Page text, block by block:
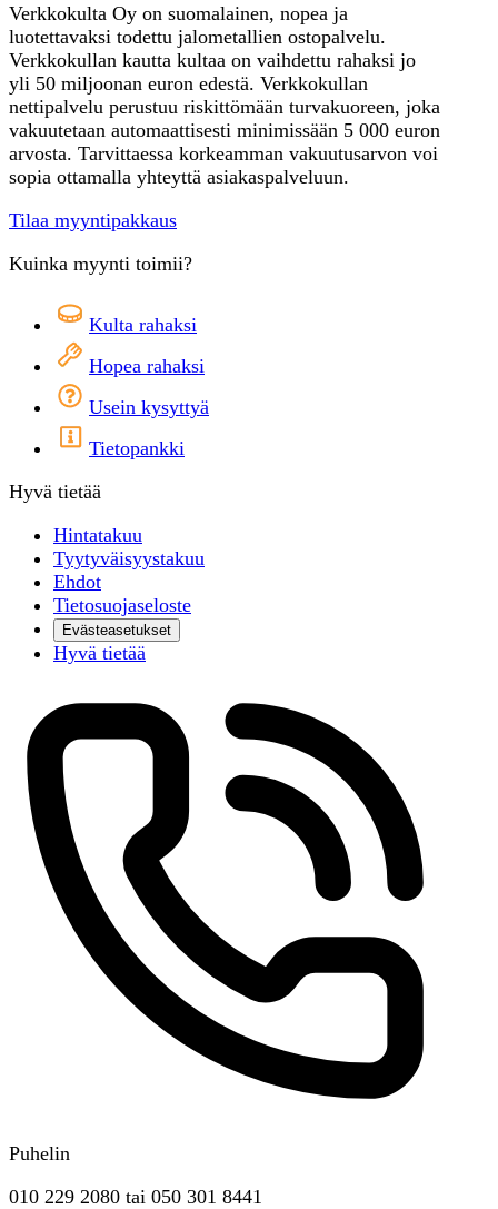
Verkkokulta Oy on suomalainen, nopea ja
luotettavaksi todettu jalometallien ostopalvelu.
Verkkokullan kautta kultaa on vaihdettu rahaksi jo
yli 50 miljoonan euron edestä. Verkkokullan
nettipalvelu perustuu riskittömään turvakuoreen, joka
vakuutetaan automaattisesti minimissään 5 000 euron
arvosta. Tarvittaessa korkeamman vakuutusarvon voi
sopia ottamalla yhteyttä asiakaspalveluun.
Tilaa myyntipakkaus
Kuinka myynti toimii?
Kulta rahaksi
Hopea rahaksi
Usein kysyttyä
Tietopankki
Hyvä tietää
Hintatakuu
Tyytyväisyystakuu
Ehdot
Tietosuojaseloste
Evästeasetukset
Hyvä tietää
Puhelin
010 229 2080 tai 050 301 8441